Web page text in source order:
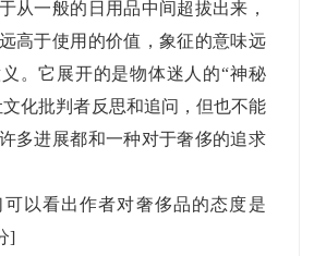
从一般的日用品中间超拔出来，
高于使用的价值，象征的意味远
。它展开的是物体迷人的“神秘
化批判者反思和追问，但也不能
多进展都和一种对于奢侈的追求
以看出作者对奢侈品的态度是
]